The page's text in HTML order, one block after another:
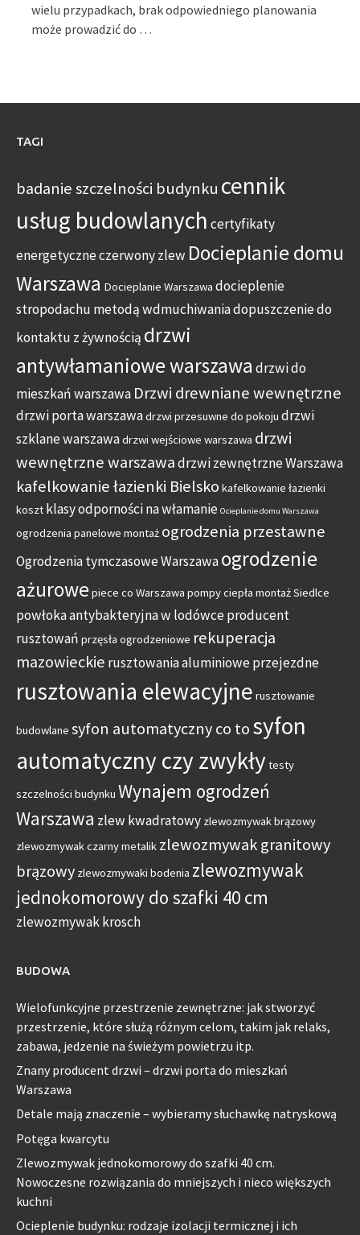
wielu przypadkach, brak odpowiedniego planowania
może prowadzić do …
TAGI
badanie szczelności budynku cennik
usług budowlanych certyfikaty
energetyczneczerwony zlew Docieplanie domu
Warszawa Docieplanie Warszawa docieplenie
stropodachu metodą wdmuchiwaniadopuszczenie do
kontaktu z żywnością drzwi
antywłamaniowe warszawa drzwi do
mieszkań warszawa Drzwi drewniane wewnętrzne
drzwi porta warszawadrzwi przesuwne do pokoju drzwi
szklane warszawadrzwi wejściowe warszawa drzwi
wewnętrzne warszawadrzwi zewnętrzne Warszawa
kafelkowanie łazienki Bielsko kafelkowanie łazienki
koszt klasy odporności na włamanie Ocieplanie domu Warszawa
ogrodzenia panelowe montaż ogrodzenia przestawne
Ogrodzenia tymczasowe Warszawaogrodzenie
ażurowepiece co Warszawa pompy ciepła montaż Siedlce
powłoka antybakteryjna w lodówceproducent
rusztowań przęsła ogrodzeniowe rekuperacja
mazowieckie rusztowania aluminiowe przejezdne
rusztowania elewacyjne rusztowanie
budowlane syfon automatyczny co tosyfon
automatyczny czy zwykłytesty
szczelności budynku Wynajem ogrodzeń
Warszawa zlew kwadratowy zlewozmywak brązowy
zlewozmywak czarny metalik zlewozmywak granitowy
brązowy zlewozmywaki bodenia zlewozmywak
jednokomorowy do szafki 40 cm
zlewozmywak krosch
BUDOWA
Wielofunkcyjne przestrzenie zewnętrzne: jak stworzyć
przestrzenie, które służą różnym celom, takim jak relaks,
zabawa, jedzenie na świeżym powietrzu itp.
Znany producent drzwi – drzwi porta do mieszkań
Warszawa
Detale mają znaczenie – wybieramy słuchawkę natryskową
Potęga kwarcytu
Zlewozmywak jednokomorowy do szafki 40 cm.
Nowoczesne rozwiązania do mniejszych i nieco większych
kuchni
Ocieplenie budynku: rodzaje izolacji termicznej i ich